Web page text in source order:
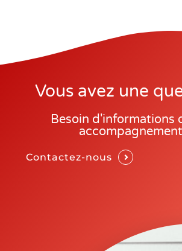
Vous avez une
Besoin d'informations
Contactez-nous